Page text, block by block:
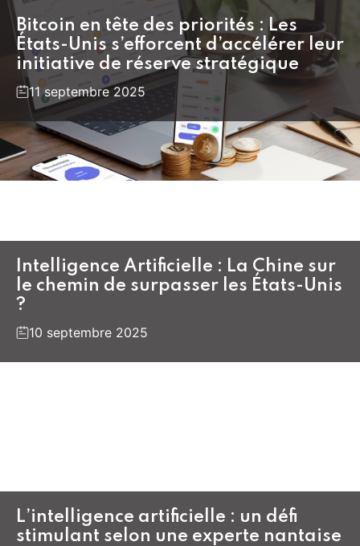
Bitcoin en tête des priorités : Les
États-Unis s’efforcent d’accélérer leur
initiative de réserve stratégique
11 septembre 2025
Intelligence Artificielle : La Chine sur
le chemin de surpasser les États-Unis
?
10 septembre 2025
L’intelligence artificielle : un défi
stimulant selon une experte nantaise